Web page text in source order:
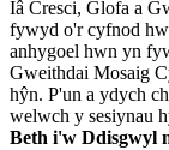
Iâ Cresci, Glofa a
fywyd o'r cyfnod
anhygoel hwn yn
Gweithdai Mosaig
hŷn. P'un a ydych
welwch y sesiynau
Beth i'w Ddisgwyl